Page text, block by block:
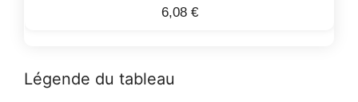
6,08 €
Légende du tableau